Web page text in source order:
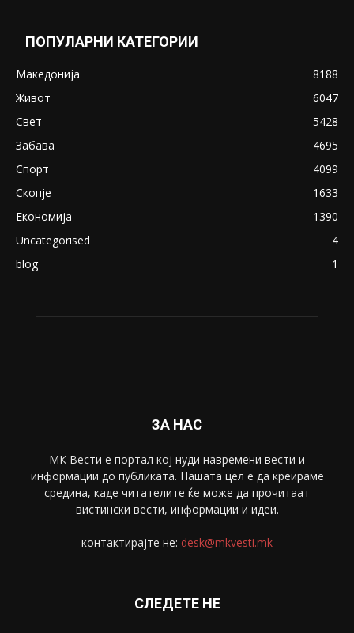
ПОПУЛАРНИ КАТЕГОРИИ
Македонија
8188
Живот
6047
Свет
5428
Забава
4695
Спорт
4099
Скопје
1633
Економија
1390
Uncategorised
4
blog
1
ЗА НАС
МК Вести е портал коj нуди навремени вести и
информации до публиката. Нашата цел е да креираме
средина, каде читателите ќе може да прочитаат
вистински вести, информации и идеи.
контактирајте не: desk@mkvesti.mk
СЛЕДЕТЕ НЕ